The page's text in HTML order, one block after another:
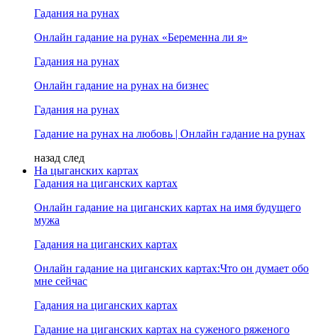
Гадания на рунах
Онлайн гадание на рунах «Беременна ли я»
Гадания на рунах
Онлайн гадание на рунах на бизнес
Гадания на рунах
Гадание на рунах на любовь | Онлайн гадание на рунах
назад след
На цыганских картах
Гадания на циганских картах
Онлайн гадание на циганских картах на имя будущего
мужа
Гадания на циганских картах
Онлайн гадание на циганских картах:Что он думает обо
мне сейчас
Гадания на циганских картах
Гадание на циганских картах на суженого ряженого